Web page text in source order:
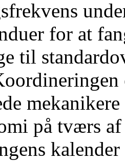
for at
til
på tværs